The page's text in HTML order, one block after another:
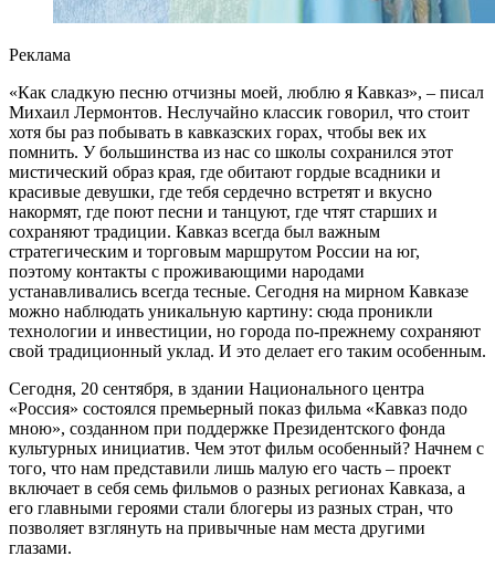
Реклама
«Как сладкую песню отчизны моей, люблю я Кавказ», – писал
Михаил Лермонтов. Неслучайно классик говорил, что стоит
хотя бы раз побывать в кавказских горах, чтобы век их
помнить. У большинства из нас со школы сохранился этот
мистический образ края, где обитают гордые всадники и
красивые девушки, где тебя сердечно встретят и вкусно
накормят, где поют песни и танцуют, где чтят старших и
сохраняют традиции. Кавказ всегда был важным
стратегическим и торговым маршрутом России на юг,
поэтому контакты с проживающими народами
устанавливались всегда тесные. Сегодня на мирном Кавказе
можно наблюдать уникальную картину: сюда проникли
технологии и инвестиции, но города по-прежнему сохраняют
свой традиционный уклад. И это делает его таким особенным.
Сегодня, 20 сентября, в здании Национального центра
«Россия» состоялся премьерный показ фильма «Кавказ подо
мною», созданном при поддержке Президентского фонда
культурных инициатив. Чем этот фильм особенный? Начнем с
того, что нам представили лишь малую его часть – проект
включает в себя семь фильмов о разных регионах Кавказа, а
его главными героями стали блогеры из разных стран, что
позволяет взглянуть на привычные нам места другими
глазами.